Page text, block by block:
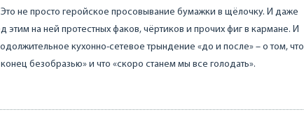
не просто геройское просовывание бумажки в щёлочку. И даже
этим на ней протестных факов, чёртиков и прочих фиг в кармане. И
кухонно-сетевое трындение «до и после» – о том, что
безобразью» и что «скоро станем мы все голодать».